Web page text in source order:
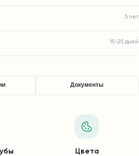
5 лет
15-25 дней
Документы
Цвета